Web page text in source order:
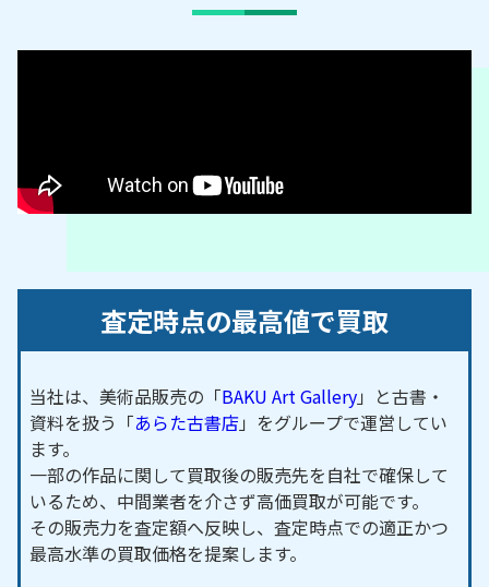
査定時点の最高値で買取
当社は、美術品販売の「BAKU Art Gallery」と古書・
資料を扱う「あらた古書店」をグループで運営してい
ます。
一部の作品に関して買取後の販売先を自社で確保して
いるため、中間業者を介さず高価買取が可能です。
その販売力を査定額へ反映し、査定時点での適正かつ
最高水準の買取価格を提案します。